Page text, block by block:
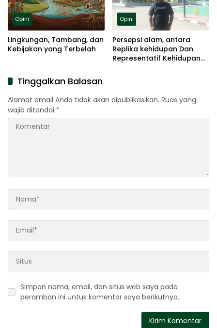
Opini
Lingkungan, Tambang, dan
Kebijakan yang Terbelah
Opini
Persepsi alam, antara
Replika kehidupan Dan
Representatif Kehidupan
Tinggalkan Balasan
Alamat email Anda tidak akan dipublikasikan. Ruas yang
wajib ditandai *
Simpan nama, email, dan situs web saya pada
peramban ini untuk komentar saya berikutnya.